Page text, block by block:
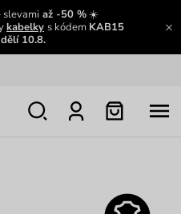
slevamiaž -50 %☀️
kabelky s kódem KAB15
10.8.